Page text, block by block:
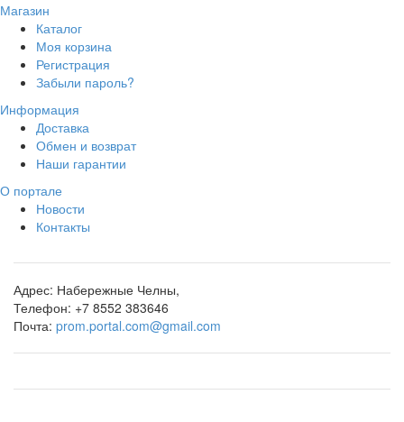
Магазин
Каталог
Моя корзина
Регистрация
Забыли пароль?
Информация
Доставка
Обмен и возврат
Наши гарантии
О портале
Новости
Контакты
Адрес: Набережные Челны,
Телефон: +7 8552 383646
Почта: prom.portal.com@gmail.com